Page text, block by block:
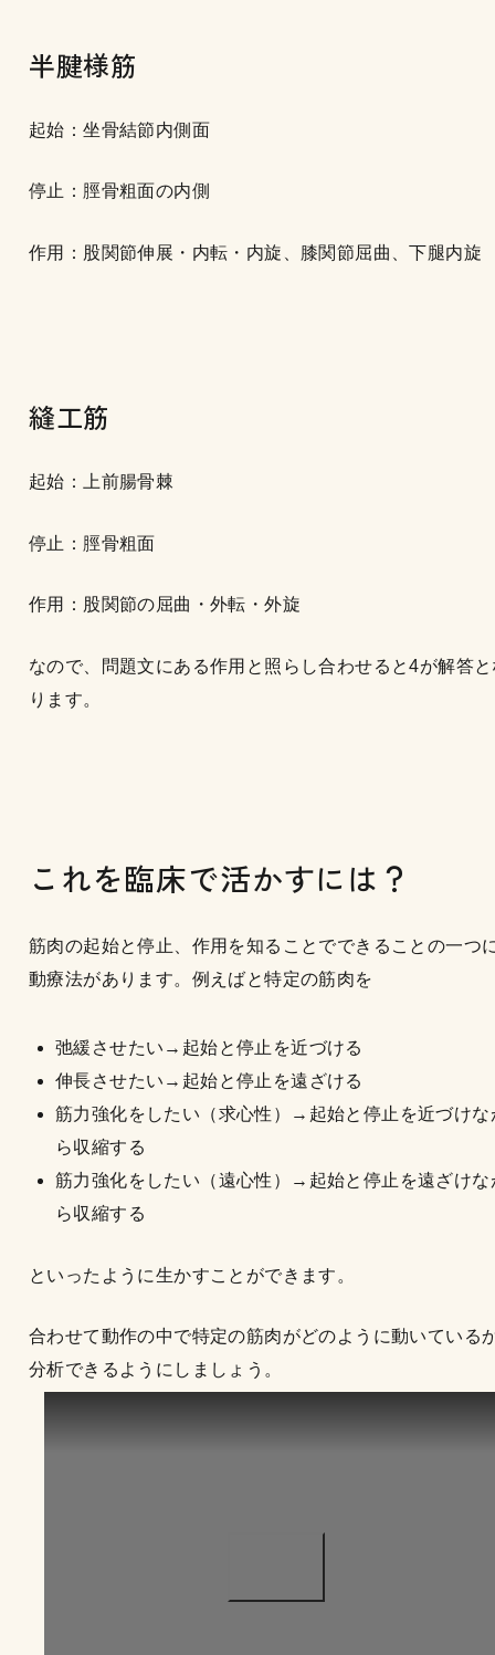
半腱様筋
起始：坐骨結節内側面
停止：脛骨粗面の内側
作用：股関節伸展・内転・内旋、膝関節屈曲、下腿内旋
縫工筋
起始：上前腸骨棘
停止：脛骨粗面
作用：股関節の屈曲・外転・外旋
なので、問題文にある作用と照らし合わせると4が解答
ります。
これを臨床で活かすには？
筋肉の起始と停止、作用を知ることでできることの一つ
動療法があります。例えばと特定の筋肉を
弛緩させたい→起始と停止を近づける
伸長させたい→起始と停止を遠ざける
筋力強化をしたい（求心性）→起始と停止を近づけな
ら収縮する
筋力強化をしたい（遠心性）→起始と停止を遠ざけな
ら収縮する
といったように生かすことができます。
合わせて動作の中で特定の筋肉がどのように動いている
分析できるようにしましょう。